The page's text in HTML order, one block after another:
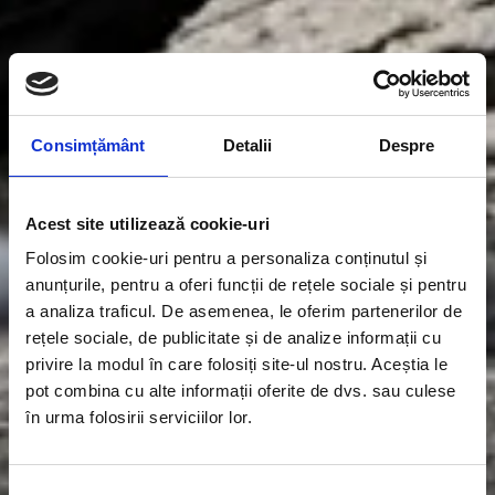
Consimțământ Detalii Despre
Acest site utilizează cookie-uri
Folosim cookie-uri pentru a personaliza conținutul și
anunțurile, pentru a oferi funcții de rețele sociale și pentru
a analiza traficul. De asemenea, le oferim partenerilor de
rețele sociale, de publicitate și de analize informații cu
privire la modul în care folosiți site-ul nostru. Aceștia le
pot combina cu alte informații oferite de dvs. sau culese
în urma folosirii serviciilor lor.